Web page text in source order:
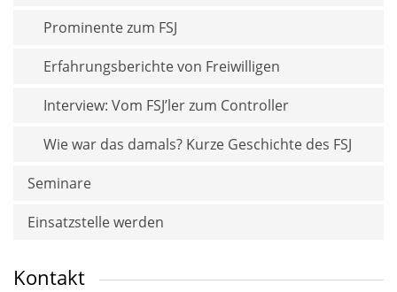
Prominente zum FSJ
Erfahrungsberichte von Freiwilligen
Interview: Vom FSJ’ler zum Controller
Wie war das damals? Kurze Geschichte des FSJ
Seminare
Einsatzstelle werden
Kontakt